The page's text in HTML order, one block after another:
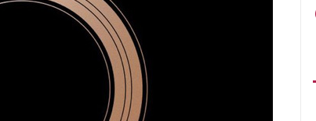
làm
thực tế
như tăng
công
cơ chế
sáng tạo,
Việc sử dụng hiệu quả chính
sách tài khóa không chỉ mang ý
nghĩa hỗ trợ ngắn hạn mà còn
đóng vai trò tạo nền tảng cho
tăng trưởng bền vững dài hạn.